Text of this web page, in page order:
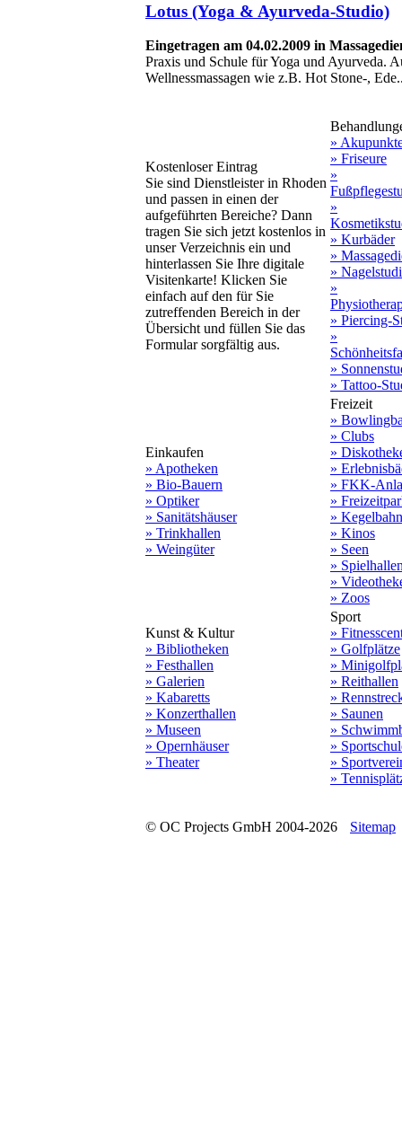
Lotus (Yoga & Ayurveda-Studio)
Eingetragen am 04.02.2009 in
Praxis und Schule für Yoga und Ayurveda.
Wellnessmassagen wie z.B. Hot Stone-,
Kostenloser Eintrag
Sie sind Dienstleister in Rhoden
und passen in einen der
aufgeführten Bereiche? Dann
tragen Sie sich jetzt kostenlos in
unser Verzeichnis ein und
hinterlassen Sie Ihre digitale
Visitenkarte! Klicken Sie
einfach auf den für Sie
zutreffenden Bereich in der
Übersicht und füllen Sie das
Formular sorgfältig aus.
»
» Friseure
»
»
» Kurbäder
»
»
»
» Piercing-
»
»
» Tattoo-
Einkaufen
» Apotheken
» Bio-Bauern
» Optiker
» Sanitätshäuser
» Trinkhallen
» Weingüter
Freizeit
»
» Clubs
»
»
» FKK-
»
»
» Kinos
» Seen
»
»
» Zoos
Kunst & Kultur
» Bibliotheken
» Festhallen
» Galerien
» Kabaretts
» Konzerthallen
» Museen
» Opernhäuser
» Theater
Sport
»
» Golfplätze
»
» Reithallen
»
» Saunen
»
»
»
»
© OC Projects GmbH 2004-2026 Sitemap